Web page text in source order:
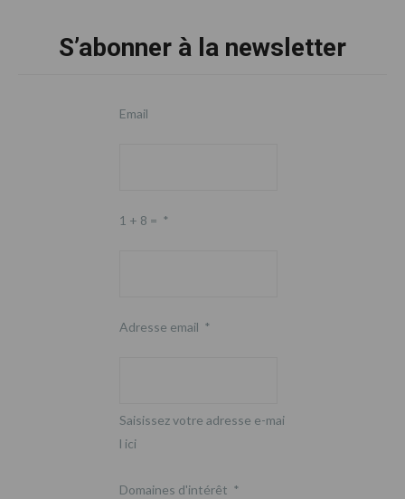
FooterS’abonner à la newsletter
Email
1 + 8 = *
Adresse email *
Saisissez votre adresse e-mai
l ici
Domaines d'intérêt *